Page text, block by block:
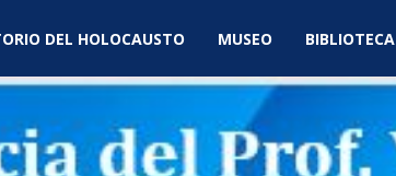
DEL HOLOCAUSTO MUSEO BIBLIOTECA